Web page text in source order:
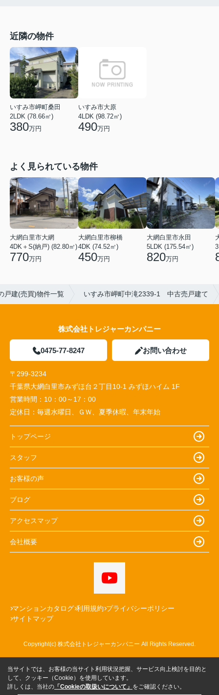
近隣の物件
いすみ市岬町桑田
2LDK (78.66㎡)
380万円
いすみ市大原
4LDK (98.72㎡)
490万円
よく見られている物件
大網白里市大網
4DK＋S(納戸) (82.80㎡)
770万円
大網白里市柳橋
4DK (74.52㎡)
450万円
大網白里市永田
5LDK (175.54㎡)
820万円
戸建(売買)物件一覧 いすみ市岬町中滝2339-1 中古売戸建て
株式会社トレジャーカンパニー
0475-77-8247 お問い合わせ
〒299-3234
千葉県大網白里市みずほ台２丁目10-1 みずほハイム 1F
営業時間： 10：00～17：00
定休日： 毎週水曜日、ＧＷ、夏季休暇、年末年始
トップページ
スタッフ
お客様の声
ブログ
アクセスマップ
会社概要
マンションカタログ 利用規約 プライバシーポリシー
サイトマップ
Copyright(c) 株式会社トレジャーカンパニー All Rights Reserved.
当サイトでは、お客様の当サイト利用状況把握、サービス向上検討を目的と
して、クッキー（Cookie）を使用しています。
詳しくは、当社の 「Cookieの取扱いについて」 をご確認ください。